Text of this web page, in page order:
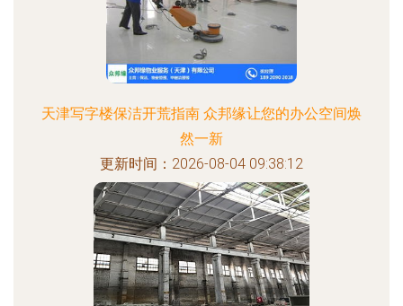
天津写字楼保洁开荒指南 众邦缘让您的办公空间焕
然一新
更新时间：2026-08-04 09:38:12